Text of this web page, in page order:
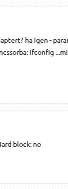
ha igen -
ifconfig
block: no